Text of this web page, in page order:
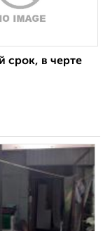
срок, в черте